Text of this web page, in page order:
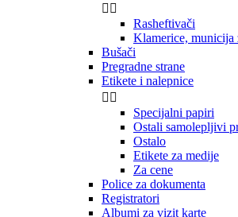
 
Rasheftivači
Klamerice, municija
Bušači
Pregradne strane
Etikete i nalepnice
 
Specijalni papiri
Ostali samolepljivi
Ostalo
Etikete za medije
Za cene
Police za dokumenta
Registratori
Albumi za vizit karte